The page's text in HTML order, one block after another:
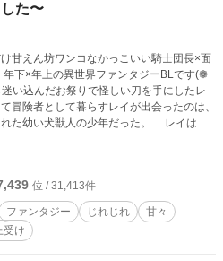
た〜
甘えん坊ワンコなかっこいい騎士団長×面
冒険者として暮らすレイが出会ったのは、
い犬獣人の少年だった。 レイは彼
な日々を築いていく。しかし、運命のいた
まい、二人は引き裂かれることに──。
界では15年もの月日が流れていて──。
たのは、騎士団長として皆から信頼され立
んとに立派になっ
位 / 31,413件
ファンタジー じれじれ
甘々
受け